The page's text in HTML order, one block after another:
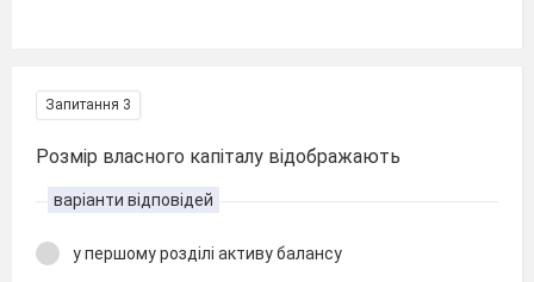
Запитання 3
Розмір власного капіталу відображають
варіанти відповідей
у першому розділі активу балансу